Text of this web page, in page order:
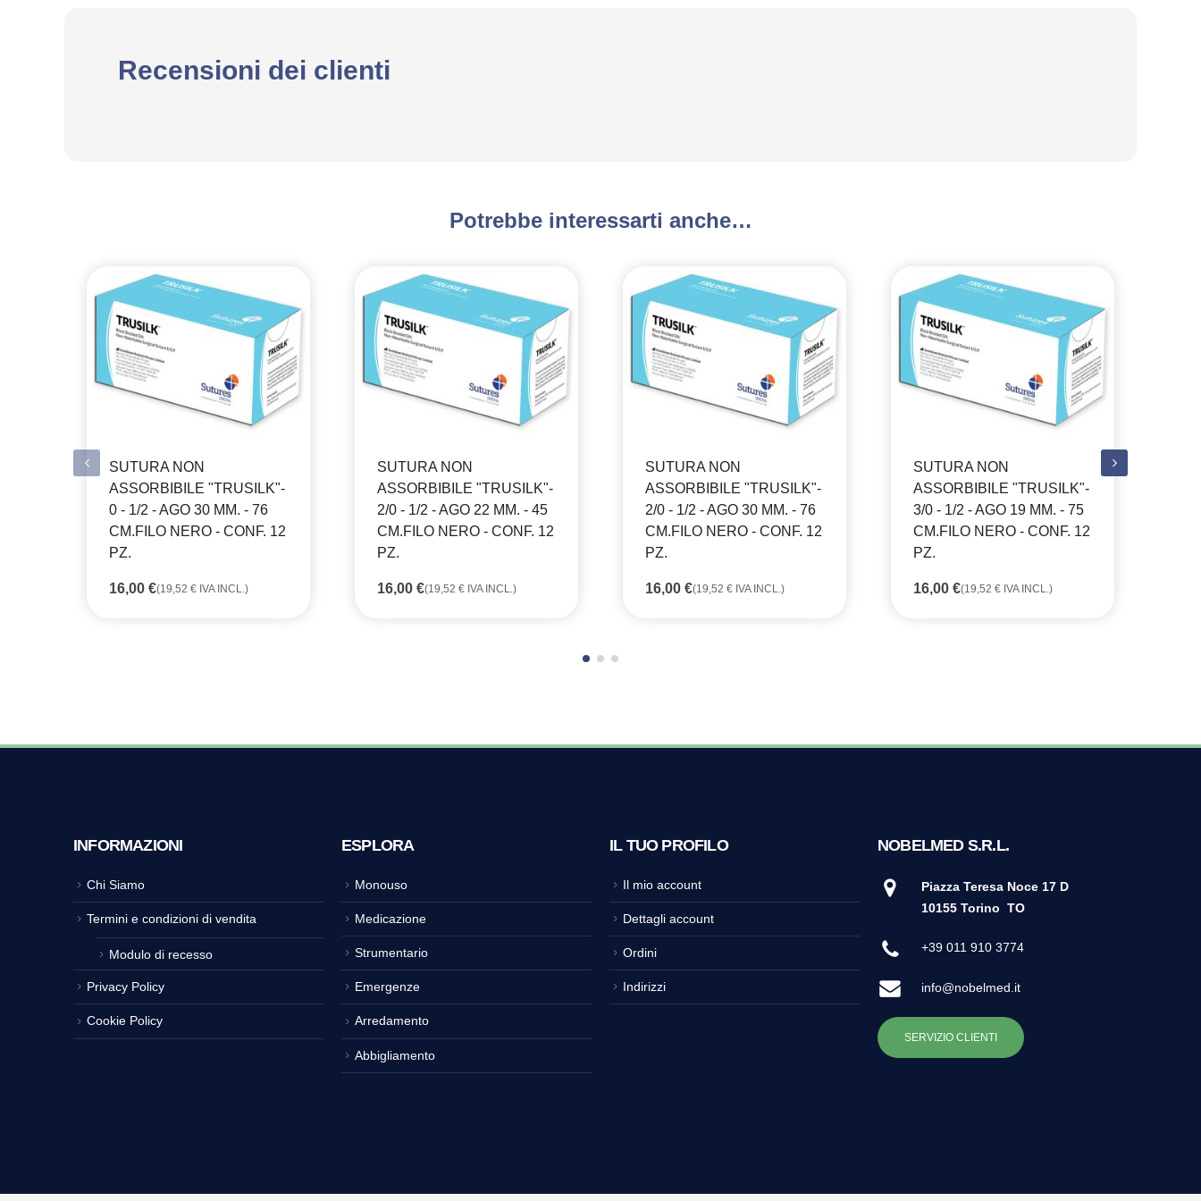
Recensioni dei clienti
Potrebbe interessarti anche…
SUTURA NON
ASSORBIBILE "TRUSILK"-
0 - 1/2 - AGO 30 MM. - 76
CM.FILO NERO - CONF. 12
PZ.
16,00 €(19,52 € IVA INCL.)
SUTURA NON
ASSORBIBILE "TRUSILK"-
2/0 - 1/2 - AGO 22 MM. - 45
CM.FILO NERO - CONF. 12
PZ.
16,00 €(19,52 € IVA INCL.)
SUTURA NON
ASSORBIBILE "TRUSILK"-
2/0 - 1/2 - AGO 30 MM. - 76
CM.FILO NERO - CONF. 12
PZ.
16,00 €(19,52 € IVA INCL.)
SUTURA NON
ASSORBIBILE "TRUSILK"-
3/0 - 1/2 - AGO 19 MM. - 75
CM.FILO NERO - CONF. 12
PZ.
16,00 €(19,52 € IVA INCL.)
INFORMAZIONI
Chi Siamo
Termini e condizioni di vendita
Modulo di recesso
Privacy Policy
Cookie Policy
ESPLORA
Monouso
Medicazione
Strumentario
Emergenze
Arredamento
Abbigliamento
IL TUO PROFILO
Il mio account
Dettagli account
Ordini
Indirizzi
NOBELMED S.R.L.
Piazza Teresa Noce 17 D
10155 Torino TO
+39 011 910 3774
info@nobelmed.it
SERVIZIO CLIENTI